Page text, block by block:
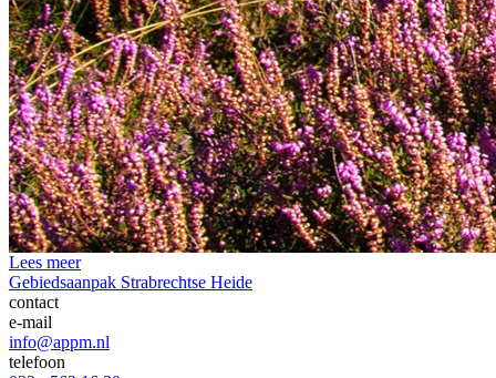
Lees meer
Gebiedsaanpak Strabrechtse Heide
contact
e-mail
info@appm.nl
telefoon